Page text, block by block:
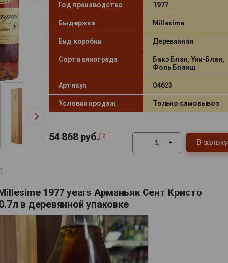
Год производства 1977
Выдержка Millesime
Вид коробки Деревянная
Сорта винограда
Бако Блан, Уни-Блан,
Фоль Бланш
Артикул 04623
Условия продаж Только самовывоз
54 868руб. - + В заявку
1977 years Арманьяк Сент Кристо
в деревянной упаковке